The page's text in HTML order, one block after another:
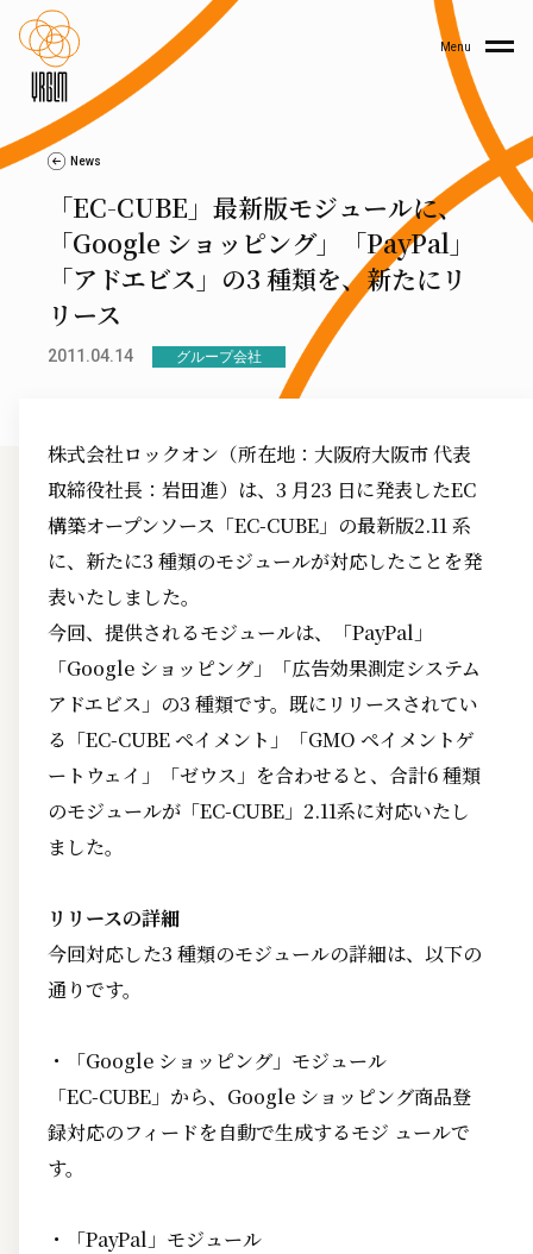
Menu
News
「EC-CUBE」最新版モジュールに、
「Google ショッピング」「PayPal」
「アドエビス」の3 種類を、新たにリ
リース
2011.04.14 グループ会社
株式会社ロックオン（所在地：大阪府大阪市 代表
取締役社長：岩田進）は、3 月23 日に発表したEC
構築オープンソース「EC-CUBE」の最新版2.11 系
に、新たに3 種類のモジュールが対応したことを発
表いたしました。
今回、提供されるモジュールは、「PayPal」
「Google ショッピング」「広告効果測定システム
アドエビス」の3 種類です。既にリリースされてい
る「EC-CUBE ペイメント」「GMO ペイメントゲ
ートウェイ」「ゼウス」を合わせると、合計6 種類
のモジュールが「EC-CUBE」2.11系に対応いたし
ました。
リリースの詳細
今回対応した3 種類のモジュールの詳細は、以下の
通りです。
・「Google ショッピング」モジュール
「EC-CUBE」から、Google ショッピング商品登
録対応のフィードを自動で生成するモジ ュールで
す。
・「PayPal」モジュール